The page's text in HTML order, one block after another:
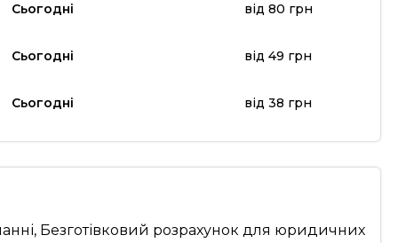
Сьогодні від 80 грн
Сьогодні від 49 грн
Сьогодні від 38 грн
Безготівковий розрахунок для юридичних